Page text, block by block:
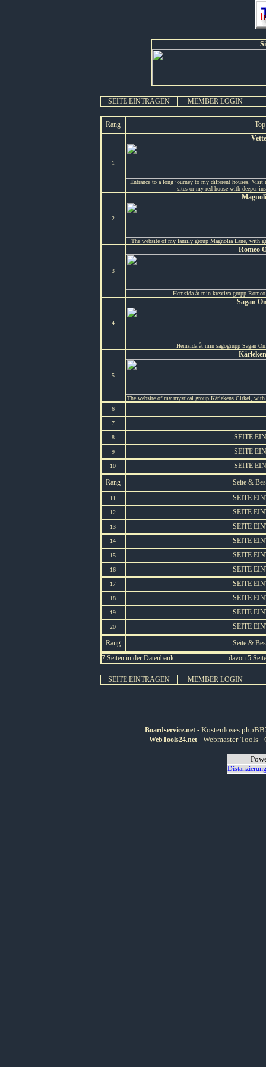
SEITE EINTRAGEN MEMBER LOGIN
Rang
1
Entrance to a long journey to my different houses.
sites or my red house with deeper
2
The website of my family group Magnolia Lane, with
3
Romeo
Hemsida åt min kreativa grupp
4
Sagan
Hemsida åt min sagogrupp Sagan
5
The website of my mystical group Kärlekens Cirkel,
6
7
8 SEITE
9 SEITE
10
SEITE
Rang
Seite &
11 SEITE
12 SEITE
13 SEITE
14 SEITE
15 SEITE
16 SEITE
17 SEITE
18 SEITE
19 SEITE
20
SEITE
Rang
Seite &
7 Seiten in der Datenbank
davon 5
SEITE EINTRAGEN MEMBER LOGIN
Boardservice.net- Kostenloses
WebTools24.net- Webmaster-Tools -